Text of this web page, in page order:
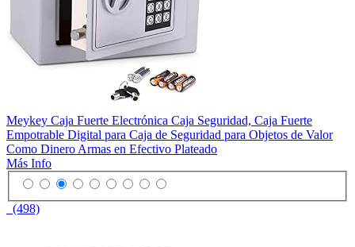
Meykey Caja Fuerte Electrónica Caja Seguridad, Caja Fuerte
Empotrable Digital para Caja de Seguridad para Objetos de Valor
Como Dinero Armas en Efectivo Plateado
Más Info
(498)